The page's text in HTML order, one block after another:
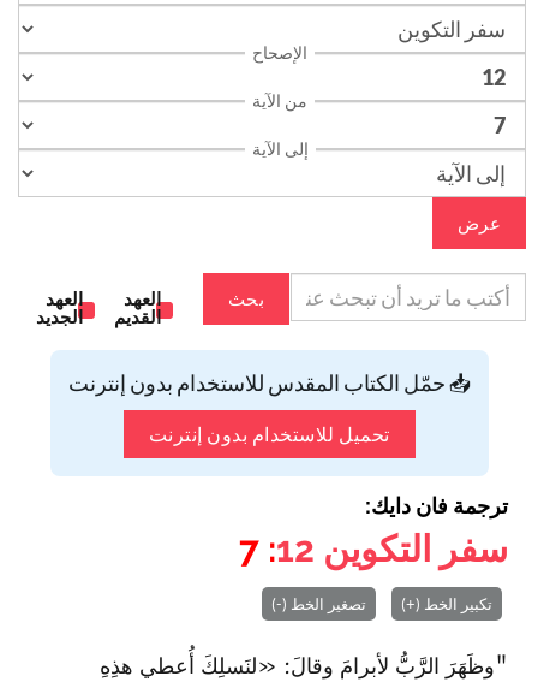
الإصحاح
من الآية
إلى الآية
عرض
بحث
العهد
القديم
العهد
الجديد
📥 حمّل الكتاب المقدس للاستخدام بدون إنترنت
تحميل للاستخدام بدون إنترنت
ترجمة فان دايك:
سفر التكوين 12
: 7
تكبير الخط (+) تصغير الخط (-)
"وظَهَرَ الرَّبُّ لأبرامَ وقالَ: «لنَسلِكَ أُعطي هذِهِ